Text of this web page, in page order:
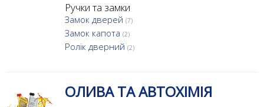
Ручки та замки
Замок дверей (7)
Замок капота (2)
Ролік дверний (2)
ОЛИВА ТА АВТОХІМІЯ